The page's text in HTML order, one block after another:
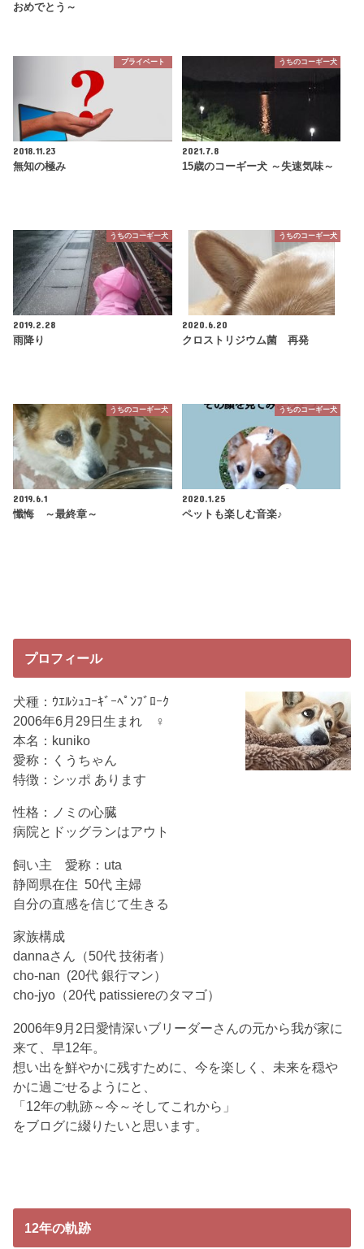
おめでとう～
プライベート
2018.11.23
無知の極み
うちのコーギー犬
2021.7.8
15歳のコーギー犬 ～失速気味～
うちのコーギー犬
2019.2.28
雨降り
うちのコーギー犬
2020.6.20
クロストリジウム菌 再発
うちのコーギー犬
2019.6.1
懺悔 ～最終章～
うちのコーギー犬
2020.1.25
ペットも楽しむ音楽♪
プロフィール
犬種：ｳｴﾙｼｭｺｰｷﾞｰﾍﾟﾝﾌﾞﾛｰｸ
2006年6月29日生まれ ♀
本名：kuniko
愛称：くうちゃん
特徴：シッポ あります
性格：ノミの心臓
病院とドッグランはアウト
飼い主 愛称：uta
静岡県在住 50代 主婦
自分の直感を信じて生きる
家族構成
dannaさん（50代 技術者）
cho-nan (20代 銀行マン）
cho-jyo（20代 patissiereのタマゴ）
2006年9月2日愛情深いブリーダーさんの元から我が家に
来て、早12年。
想い出を鮮やかに残すために、今を楽しく、未来を穏や
かに過ごせるようにと、
「12年の軌跡～今～そしてこれから」
をブログに綴りたいと思います。
12年の軌跡